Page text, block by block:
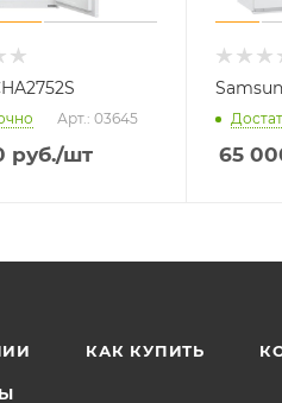
Арт.: 03645
руб./шт 65
КАК КУПИТЬ